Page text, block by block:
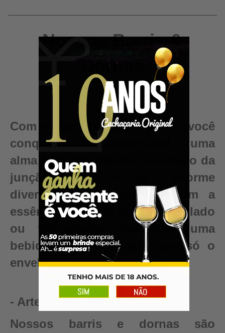
Nossos Barris &
Dornas
Com nossas Dornas e Barris, você
conquista algo inestimável – uma
alma para sua bebida, resultado da
junção da nossa enorme
diversidade de madeiras com a
essência e pureza do seu destilado
ou fermentado. Conquiste uma
bebida autêntica, valor que só o
envelhecimento pode criar.
- Artesanal
Nossos barris e dornas são